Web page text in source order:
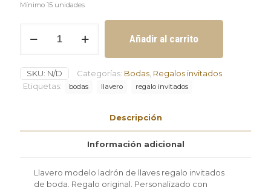
Mínimo 15 unidades
modelo
llaves
regalo
unidades
Añadir al carrito
SKU: N/D Categorías: Bodas Regalos invitados
Etiquetas:
bodas llavero regalo invitados
Descripción
Información adicional
Llavero modelo ladrón de llaves regalo invitados
de boda. Regalo original. Personalizado con